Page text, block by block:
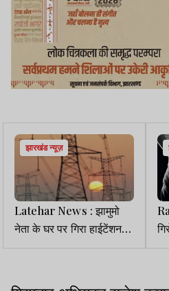
झारखंड न्यूज़
Latehar News : झामुमो
नेता के घर पर गिरा हाईटेंशन
तार, बाल-बाल बचा परिवार